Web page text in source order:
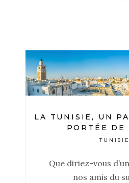
LA TUNISIE, UN
PORTÉE DE
TUNISIE
Que diriez-vous
nos amis du